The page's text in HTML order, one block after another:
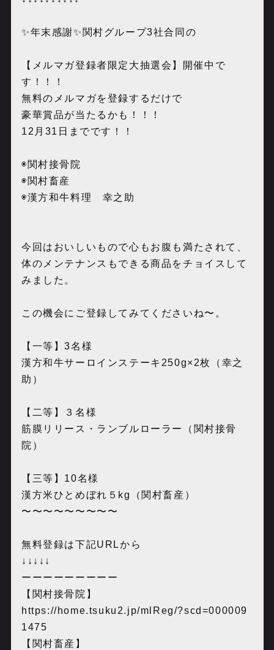
✨年末感謝✨関村グループ3社合同の
【メルマガ登録者限定大抽選会】開催中で
す！！！
無料のメルマガを登録するだけで
豪華賞品が当たるかも！！！
12月31日までです！！
◉関村接骨院
◉関村畜産
◉漢方和牛料理 幸之助
今回はおいしいもので心もお腹も満たされて、
体のメンテナンスもできる商品をチョイスして
みました。
この機会にご登録してみてくださいね〜。
【一等】3名様
漢方和牛サーロインステーキ250g×2枚（幸之
助）
【二等】３名様
筋膜リリース・ランブルローラー（関村接骨
院）
【三等】10名様
漢方米ひとめぼれ５kg（関村畜産）
〜〜〜〜〜〜〜〜〜
無料登録は下記URLから
↓↓↓↓↓
ーーーーーーーーー
【関村接骨院】
https://home.tsuku2.jp/mlReg/?scd=000009
1475
【関村畜産】